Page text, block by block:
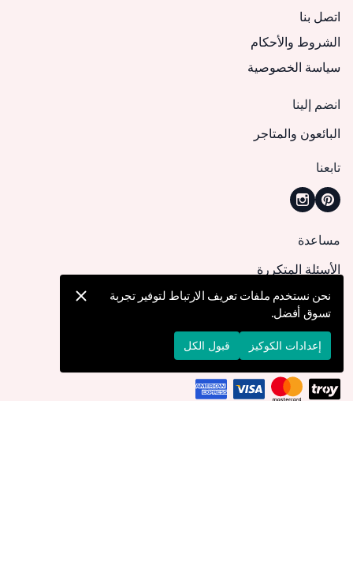
اتصل بنا
الشروط والأحكام
سياسة الخصوصية
انضم إلينا
البائعون والمتاجر
تابعنا
مساعدة
الأسئلة المتكررة
كيف يمكنني تقديم طلب؟
الشحن والتوصيل
الإرجاع والإلغاء
نحن نستخدم ملفات تعريف الارتباط لتوفير تجربة
تسوق أفضل.
إعدادات الكوكيز قبول الكل